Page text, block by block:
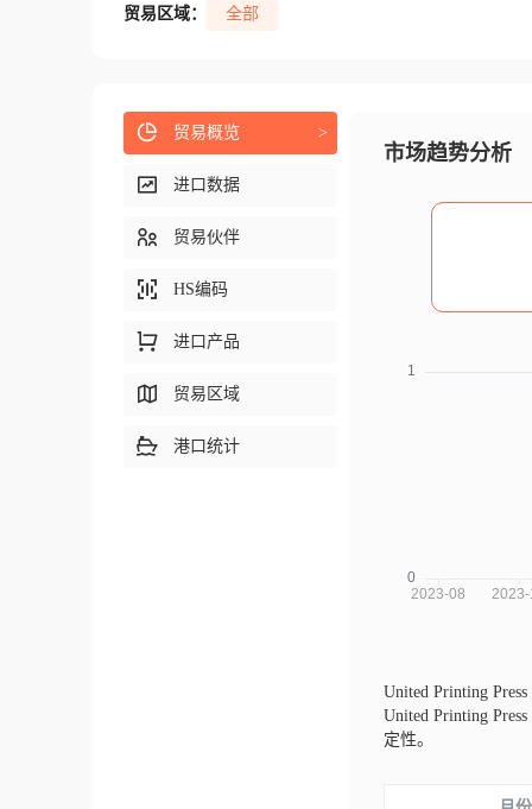
贸易区域： 全部
市场趋势分析
United Printing
United Printing
定性。
贸易概览 >
进口数据
贸易伙伴
HS编码
进口产品
贸易区域
港口统计